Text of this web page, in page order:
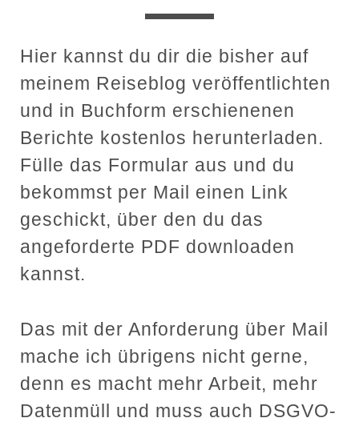
Hier kannst du dir die bisher auf
meinem Reiseblog veröffentlichten
und in Buchform erschienenen
Berichte kostenlos herunterladen.
Fülle das Formular aus und du
bekommst per Mail einen Link
geschickt, über den du das
angeforderte PDF downloaden
kannst.
Das mit der Anforderung über Mail
mache ich übrigens nicht gerne,
denn es macht mehr Arbeit, mehr
Datenmüll und muss auch DSGVO-